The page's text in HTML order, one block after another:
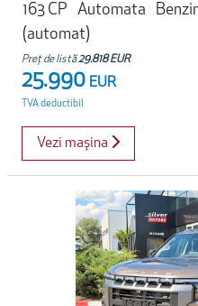
163 CP
Automata
(automat)
Preț de listă29.818 EUR
25.990 EUR
TVA deductibil
Vezi mașina